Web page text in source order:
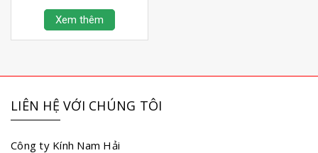
Xem thêm
LIÊN HỆ VỚI CHÚNG TÔI
Công ty Kính Nam Hải